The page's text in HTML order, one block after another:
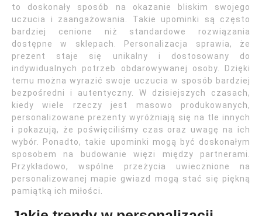
to doskonały sposób na okazanie bliskim swojego
uczucia i zaangażowania. Takie upominki są często
bardziej cenione niż standardowe rozwiązania
dostępne w sklepach. Personalizacja sprawia, że
prezent staje się unikalny i dostosowany do
indywidualnych potrzeb obdarowywanej osoby. Dzięki
temu można wyrazić swoje uczucia w sposób bardziej
bezpośredni i autentyczny. W dzisiejszych czasach,
kiedy wiele rzeczy jest masowo produkowanych,
personalizowane prezenty wyróżniają się na tle innych
i pokazują, że poświęciliśmy czas oraz uwagę na ich
wybór. Ponadto, takie upominki mogą być doskonałym
sposobem na budowanie więzi między partnerami.
Przykładowo, wspólne przeżycia uwiecznione na
personalizowanej mapie gwiazd mogą stać się piękną
pamiątką ich miłości.